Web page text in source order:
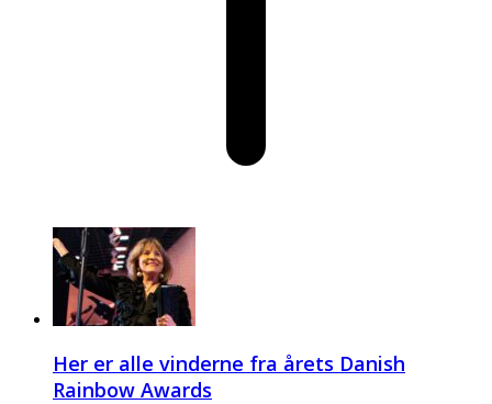
Her er alle vinderne fra årets Danish
Rainbow Awards